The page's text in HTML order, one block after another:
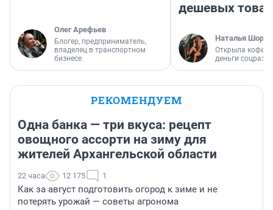
Олег Арефьев
Блогер, предприниматель,
владелец в транспортном
бизнесе
дешевых
Наталья
Открыла
деньги
РЕКОМЕНДУЕМ
Одна банка — три вкуса: рецепт
овощного ассорти на зиму для
жителей Архангельской области
22 часа 12 175 1
Как за август подготовить огород к зиме и не
потерять урожай — советы агронома